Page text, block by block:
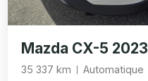
Mazda CX-5 2023
35 337 km Automatique